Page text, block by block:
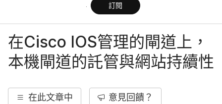
訂閱
在Cisco IOS管理的閘道上，
本機閘道的託管與網站持續性
在此文章中 意見回饋？